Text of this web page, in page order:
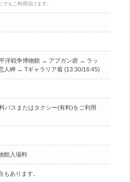
もご利用頂けます。
洋戦争博物館 → アプガン砦 → ラッ
人岬 → Tギャラリア着 (13:30/16:45)
バスまたはタクシー(有料)をご利用
館入場料
あります。